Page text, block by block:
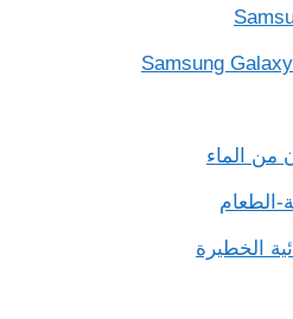
من الماء
الخطيرة